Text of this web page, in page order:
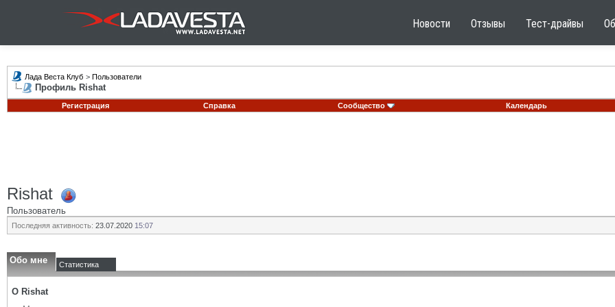
Новости Отзывы Тест-драйвы
Лада Веста Клуб > Пользователи
Профиль Rishat
Регистрация Справка Сообщество Календарь
Rishat
Пользователь
Последняя активность: 23.07.2020 15:07
Обо мне Статистика
О Rishat